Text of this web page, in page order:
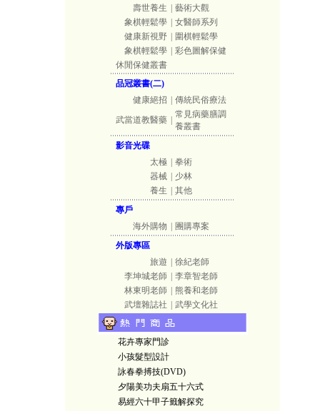
壽世養生
藝術大觀
象棋輕鬆學
女醫師系列
健康新視野
圍棋輕鬆學
象棋輕鬆學
彩色圖解保健
休閒保健叢書
品冠叢書(二)
健康絕招
傳統民俗療法
武當道教醫藥
常見病藥膳調
養叢書
影音光碟
太極
拳術
器械
少林
養生
其他
專戶
海外購物
團購專案
外版專區
旅遊
徐紀老師
李坤城老師
李章智老師
林東明老師
熊養和老師
武壇雜誌社
武學文化社
花卉專家門診
小孩髮型設計
詠春拳搏技(DVD)
夕陽美功夫扇五十六式
易經六十甲子籤解探究